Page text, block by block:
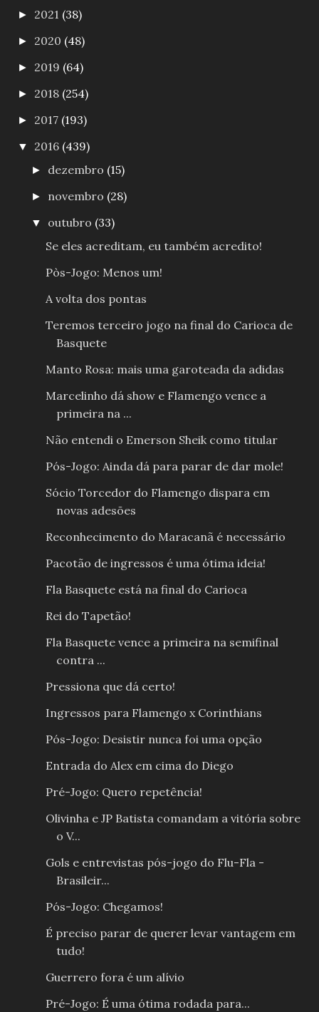
► 2021 (38)
► 2020 (48)
► 2019 (64)
► 2018 (254)
► 2017 (193)
▼ 2016 (439)
► dezembro (15)
► novembro (28)
▼ outubro (33)
Se eles acreditam, eu também acredito!
Pòs-Jogo: Menos um!
A volta dos pontas
Teremos terceiro jogo na final do Carioca de
Basquete
Manto Rosa: mais uma garoteada da adidas
Marcelinho dá show e Flamengo vence a
primeira na ...
Não entendi o Emerson Sheik como titular
Pós-Jogo: Ainda dá para parar de dar mole!
Sócio Torcedor do Flamengo dispara em
novas adesões
Reconhecimento do Maracanã é necessário
Pacotão de ingressos é uma ótima ideia!
Fla Basquete está na final do Carioca
Rei do Tapetão!
Fla Basquete vence a primeira na semifinal
contra ...
Pressiona que dá certo!
Ingressos para Flamengo x Corinthians
Pós-Jogo: Desistir nunca foi uma opção
Entrada do Alex em cima do Diego
Pré-Jogo: Quero repetência!
Olivinha e JP Batista comandam a vitória sobre
o V...
Gols e entrevistas pós-jogo do Flu-Fla -
Brasileir...
Pós-Jogo: Chegamos!
É preciso parar de querer levar vantagem em
tudo!
Guerrero fora é um alívio
Pré-Jogo: É uma ótima rodada para...